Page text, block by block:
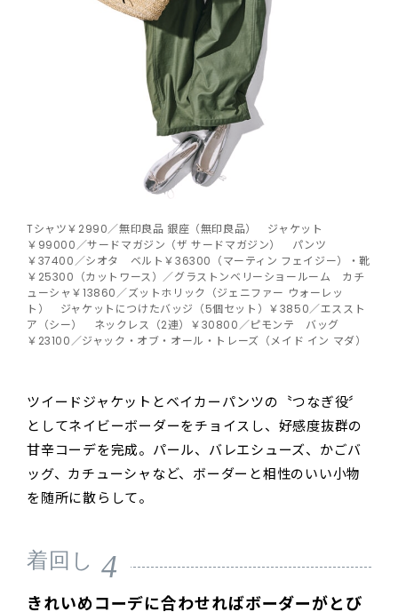
Tシャツ￥2990／無印良品 銀座（無印良品） ジャケット
￥99000／サードマガジン（ザ サードマガジン） パンツ
￥37400／シオタ ベルト￥36300（マーティン フェイジー）・靴
￥25300（カットワース）／グラストンベリーショールーム カチ
ューシャ￥13860／ズットホリック（ジェニファー ウォーレッ
ト） ジャケットにつけたバッジ（5個セット）￥3850／エススト
ア（シー） ネックレス（2連）￥30800／ピモンテ バッグ
￥23100／ジャック・オブ・オール・トレーズ（メイド イン マダ）
ツイードジャケットとベイカーパンツの〝つなぎ役〞
としてネイビーボーダーをチョイスし、好感度抜群の
甘辛コーデを完成。パール、バレエシューズ、かごバ
ッグ、カチューシャなど、ボーダーと相性のいい小物
を随所に散らして。
着回し 4
きれいめコーデに合わせればボーダーがとび